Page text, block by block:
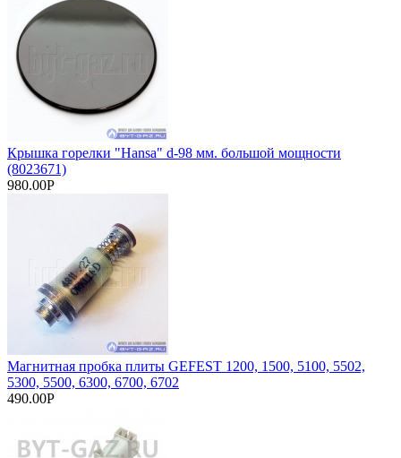
Крышка горелки "Hansa" d-98 мм. большой мощности
(8023671)
980.00Р
Магнитная пробка плиты GEFEST 1200, 1500, 5100, 5502,
5300, 5500, 6300, 6700, 6702
490.00Р